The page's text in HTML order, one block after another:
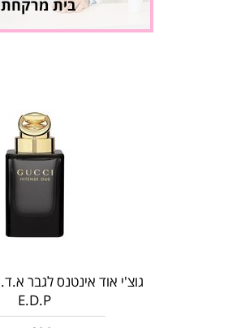
בית מרקחת
E.D.P